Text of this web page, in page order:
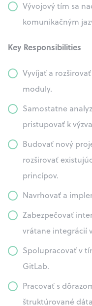
Vývojový tím sa
komunikačným
Key Responsibilities
Vyvíjať a
moduly.
Samostatne
pristupovať k
Budovať nový
rozširovať
princípov.
Navrhovať a
Zabezpečovať
vrátane integrácií
Spolupracovať v
GitLab.
Pracovať s
štruktúrované